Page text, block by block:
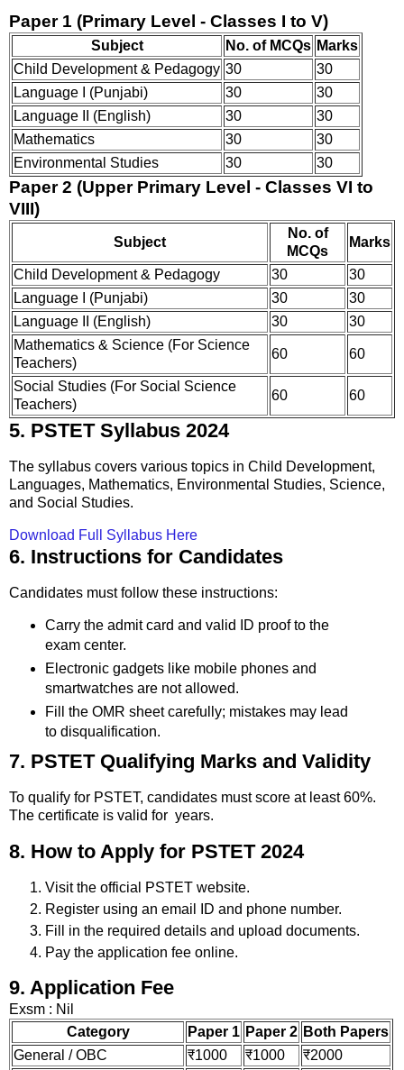
Paper 1 (Primary Level - Classes I to V)
Subject No. of MCQs Marks
Child Development & Pedagogy 30
30
Language I (Punjabi)
30
30
Language II (English)
30
30
Mathematics
30
30
Environmental Studies
30 30
Paper 2 (Upper Primary Level - Classes VI to
VIII)
Subject
No. of
MCQs
Marks
Child Development & Pedagogy 30
30
Language I (Punjabi)
30
30
Language II (English)
30
30
Mathematics & Science (For Science
Teachers)
60 60
Social Studies (For Social Science
Teachers)
60 60
5. PSTET Syllabus 2024
The syllabus covers various topics in Child Development,
Languages, Mathematics, Environmental Studies, Science,
and Social Studies.
Download Full Syllabus Here
6. Instructions for Candidates
Candidates must follow these instructions:
Carry the admit card and valid ID proof to the
exam center.
Electronic gadgets like mobile phones and
smartwatches are not allowed.
Fill the OMR sheet carefully; mistakes may lead
to disqualification.
7. PSTET Qualifying Marks and Validity
To qualify for PSTET, candidates must score at least 60%.
The certificate is valid for years.
8. How to Apply for PSTET 2024
Visit the official PSTET website.
Register using an email ID and phone number.
Fill in the required details and upload documents.
Pay the application fee online.
9. Application Fee
Exsm : Nil
Category
Paper 1 Paper 2 Both Papers
General / OBC
₹1000 ₹1000
₹2000